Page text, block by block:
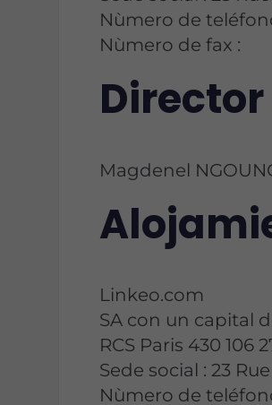
Nùmero de
Nùmero de fax :
Magdenel
Linkeo.com
SA con un capital
RCS Paris 430 106
Sede social : 23
Nùmero de